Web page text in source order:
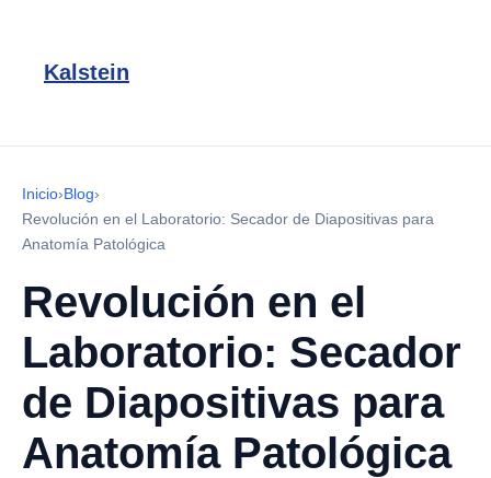
Kalstein
Inicio›Blog›
Revolución en el Laboratorio: Secador de Diapositivas para
Anatomía Patológica
Revolución en el
Laboratorio: Secador
de Diapositivas para
Anatomía Patológica